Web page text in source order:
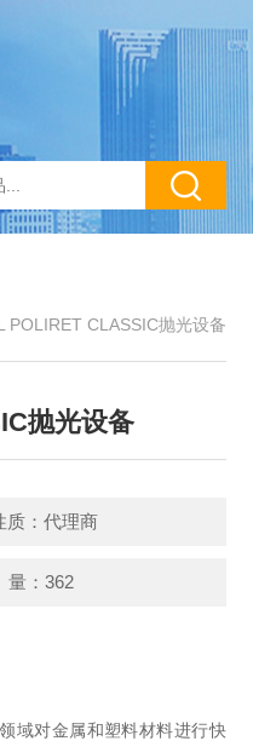
POLIRET CLASSIC抛光设备
抛光设备
质：代理商
：362
域对金属和塑料材料进行快